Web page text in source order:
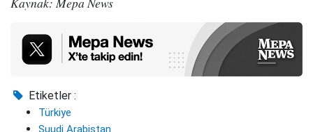
Etiketler :
Türkiye
Suudi Arabistan